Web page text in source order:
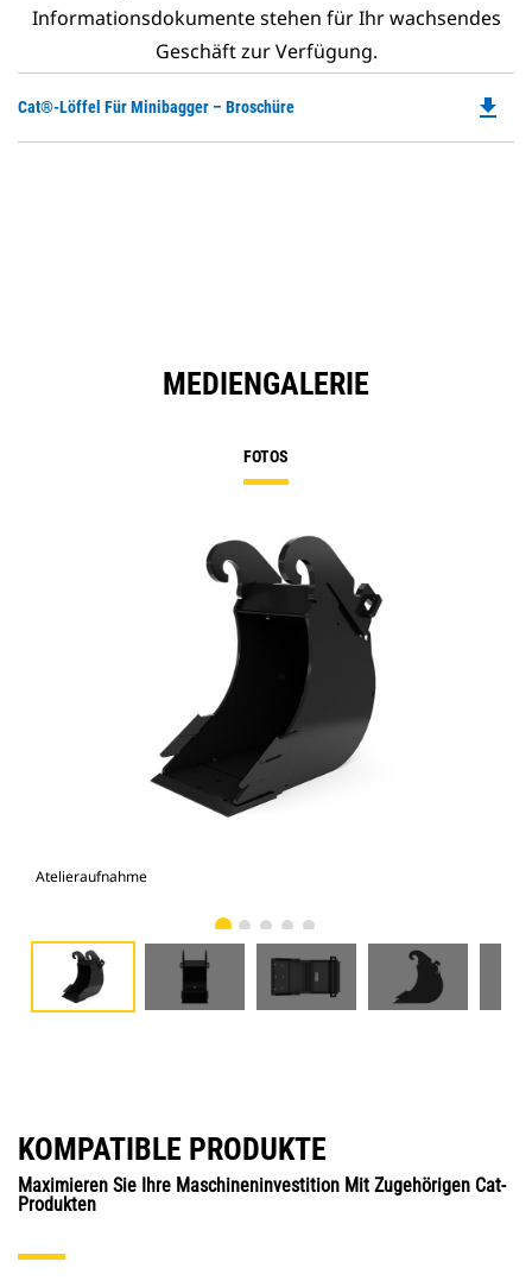
Informationsdokumente stehen für Ihr wachsendes
Geschäft zur Verfügung.
Cat®-Löffel Für Minibagger – Broschüre file_download
MEDIENGALERIE
FOTOS
Atelieraufnahme
KOMPATIBLE PRODUKTE
Maximieren Sie Ihre Maschineninvestition Mit Zugehörigen Cat-
Produkten